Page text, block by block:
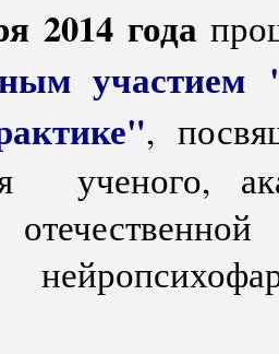
2014 года
,
ученого,